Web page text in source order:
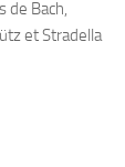
de Bach,
et Stradella